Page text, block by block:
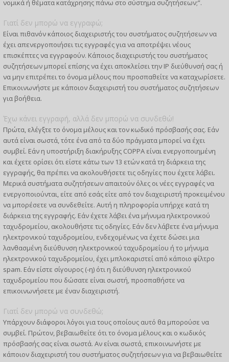
νομικά ή θέματα κατάχρησης πάνω στο σύστημα συζητήσεων;”.
Γιατί δεν μπορώ να εγγραφώ;
Είναι πιθανόν κάποιος διαχειριστής του συστήματος συζητήσεων να
έχει απενεργοποιήσει τις εγγραφές για να αποτρέψει νέους
επισκέπτες να εγγραφούν. Κάποιος διαχειριστής του συστήματος
συζητήσεων μπορεί επίσης να έχει αποκλείσει την IP διεύθυνσή σας ή
να μην επιτρέπει το όνομα μέλους που προσπαθείτε να καταχωρίσετε.
Επικοινωνήστε με κάποιον διαχειριστή του συστήματος συζητήσεων
για βοήθεια.
Έχω κάνει εγγραφή, αλλά δεν μπορώ να συνδεθώ!
Πρώτα, ελέγξτε το όνομα μέλους και τον κωδικό πρόσβασής σας. Εάν
αυτά είναι σωστά, τότε ένα από τα δύο πράγματα μπορεί να έχει
συμβεί. Εάν η υποστήριξη διακήρυξης COPPA είναι ενεργοποιημένη
και έχετε ορίσει ότι είστε κάτω των 13 ετών κατά τη διάρκεια της
εγγραφής, θα πρέπει να ακολουθήσετε τις οδηγίες που έχετε λάβει.
Μερικά συστήματα συζητήσεων απαιτούν όλες οι νέες εγγραφές να
ενεργοποιούνται, είτε από εσάς είτε από τον διαχειριστή προκειμένου
να μπορέσετε να συνδεθείτε. Αυτή η πληροφορία υπήρχε κατά τη
διάρκεια της εγγραφής. Εάν έχετε λάβει ένα μήνυμα ηλεκτρονικού
ταχυδρομείου, ακολουθήστε τις οδηγίες. Εάν δεν λάβετε ένα μήνυμα
ηλεκτρονικού ταχυδρομείου, ενδεχομένως να έχετε δώσει μια
λανθασμένη διεύθυνση ηλεκτρονικού ταχυδρομείου ή το μήνυμα
ηλεκτρονικού ταχυδρομείου, έχει μπλοκαριστεί από κάποιο φίλτρο
spam. Εάν είστε σίγουρος (-η) ότι η διεύθυνση ηλεκτρονικού
ταχυδρομείου που δώσατε είναι σωστή, προσπαθήστε να
επικοινωνήσετε με έναν διαχειριστή.
Γιατί δεν μπορώ να συνδεθώ;
Υπάρχουν διάφοροι λόγοι για τους οποίους αυτό θα μπορούσε να
συμβεί. Πρώτον, βεβαιωθείτε ότι το όνομα μέλους και ο κωδικός
πρόσβασής σας είναι σωστά. Αν είναι σωστά, επικοινωνήστε με
κάποιον διαχειριστή του συστήματος συζητήσεων για να βεβαιωθείτε